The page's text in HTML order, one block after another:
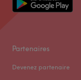
Partenaires
Devenez partenaire